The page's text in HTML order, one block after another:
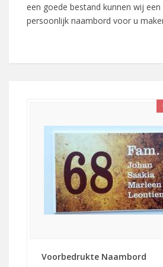
een goede bestand kunnen wij
persoonlijk naambord voor u
Voorbedrukte Naambord